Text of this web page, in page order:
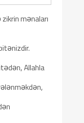
mənaları
Allahla